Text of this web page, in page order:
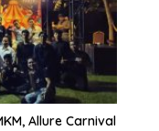
Allure Carnival